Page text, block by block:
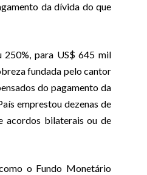
da dívida do que
250%, para US$ 645 mil
fundada pelo cantor
do pagamento da
emprestou dezenas de
acordos bilaterais ou de
o Fundo Monetário